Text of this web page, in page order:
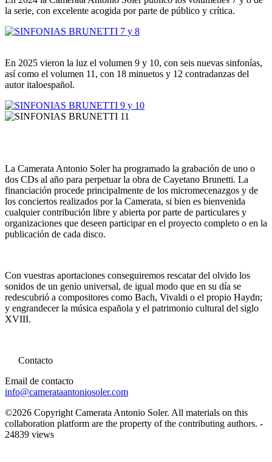
la serie, con excelente acogida por parte de público y crítica.
En 2025 vieron la luz el volumen 9 y 10, con seis nuevas sinfonías,
así como el volumen 11, con 18 minuetos y 12 contradanzas del
autor italoespañol.
La Camerata Antonio Soler ha programado la grabación de uno o
dos CDs al año para perpetuar la obra de Cayetano Brunetti. La
financiación procede principalmente de los micromecenazgos y de
los conciertos realizados por la Camerata, si bien es bienvenida
cualquier contribución libre y abierta por parte de particulares y
organizaciones que deseen participar en el proyecto completo o en la
publicación de cada disco.
Con vuestras aportaciones conseguiremos rescatar del olvido los
sonidos de un genio universal, de igual modo que en su día se
redescubrió a compositores como Bach, Vivaldi o el propio Haydn;
y engrandecer la música española y el patrimonio cultural del siglo
XVIII.
Contacto
Email de contacto
info@camerataantoniosoler.com
©2026 Copyright Camerata Antonio Soler. All materials on this
collaboration platform are the property of the contributing authors. -
24839 views